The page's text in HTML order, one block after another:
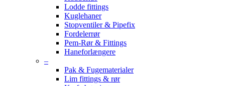
Lodde fittings
Kuglehaner
Stopventiler & Pipefix
Fordelerrør
Pem-Rør & Fittings
Haneforlængere
–
Pak & Fugematerialer
Lim fittings & rør